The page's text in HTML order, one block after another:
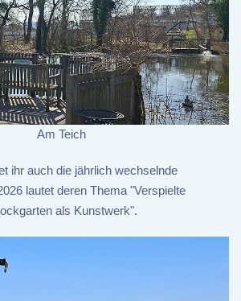
Am Teich
ihr auch die jährlich wechselnde
lautet deren Thema "Verspielte
als Kunstwerk".